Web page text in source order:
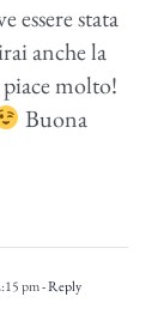
essere stata
anche la
molto!
Buona
pm- Reply